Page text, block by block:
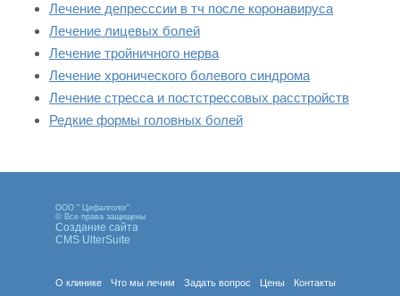
Лечение депресссии в тч после коронавируса
Лечение лицевых болей
Лечение тройничного нерва
Лечение хронического болевого синдрома
Лечение стресса и постстрессовых расстройств
Редкие формы головных болей
ООО " Цефалголог"
© Все права защищены
Создание сайта
CMS UlterSuite
О клинике Что мы лечим Задать вопрос Цены Контакты